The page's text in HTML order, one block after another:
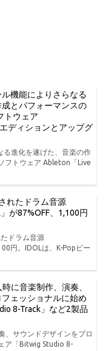
機能によりさらなる
とパフォーマンスの
トウェア
ディションとアップグ
る進化を遂げた、音楽の作
フトウェア Ableton「Live
れたドラム音源
が87%OFF、1,100円
ドラム音源
円。IDOLは、K-Popビー
に音楽制作、演奏、
ェッショナルに始め
8-Track」など2製品
、サウンドデザインをプロ
ア「Bitwig Studio 8-